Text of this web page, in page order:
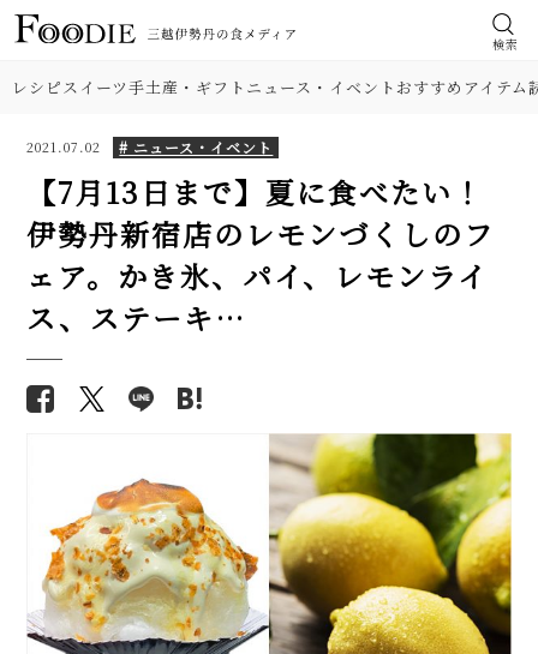
検索
レシピスイーツ手土産・ギフト ニュース・イベントおすすめアイテム
2021.07.02 # ニュース・イベント
【7月13日まで】夏に食べたい！
伊勢丹新宿店のレモンづくしのフ
ェア。かき氷、パイ、レモンライ
ス、ステーキ…